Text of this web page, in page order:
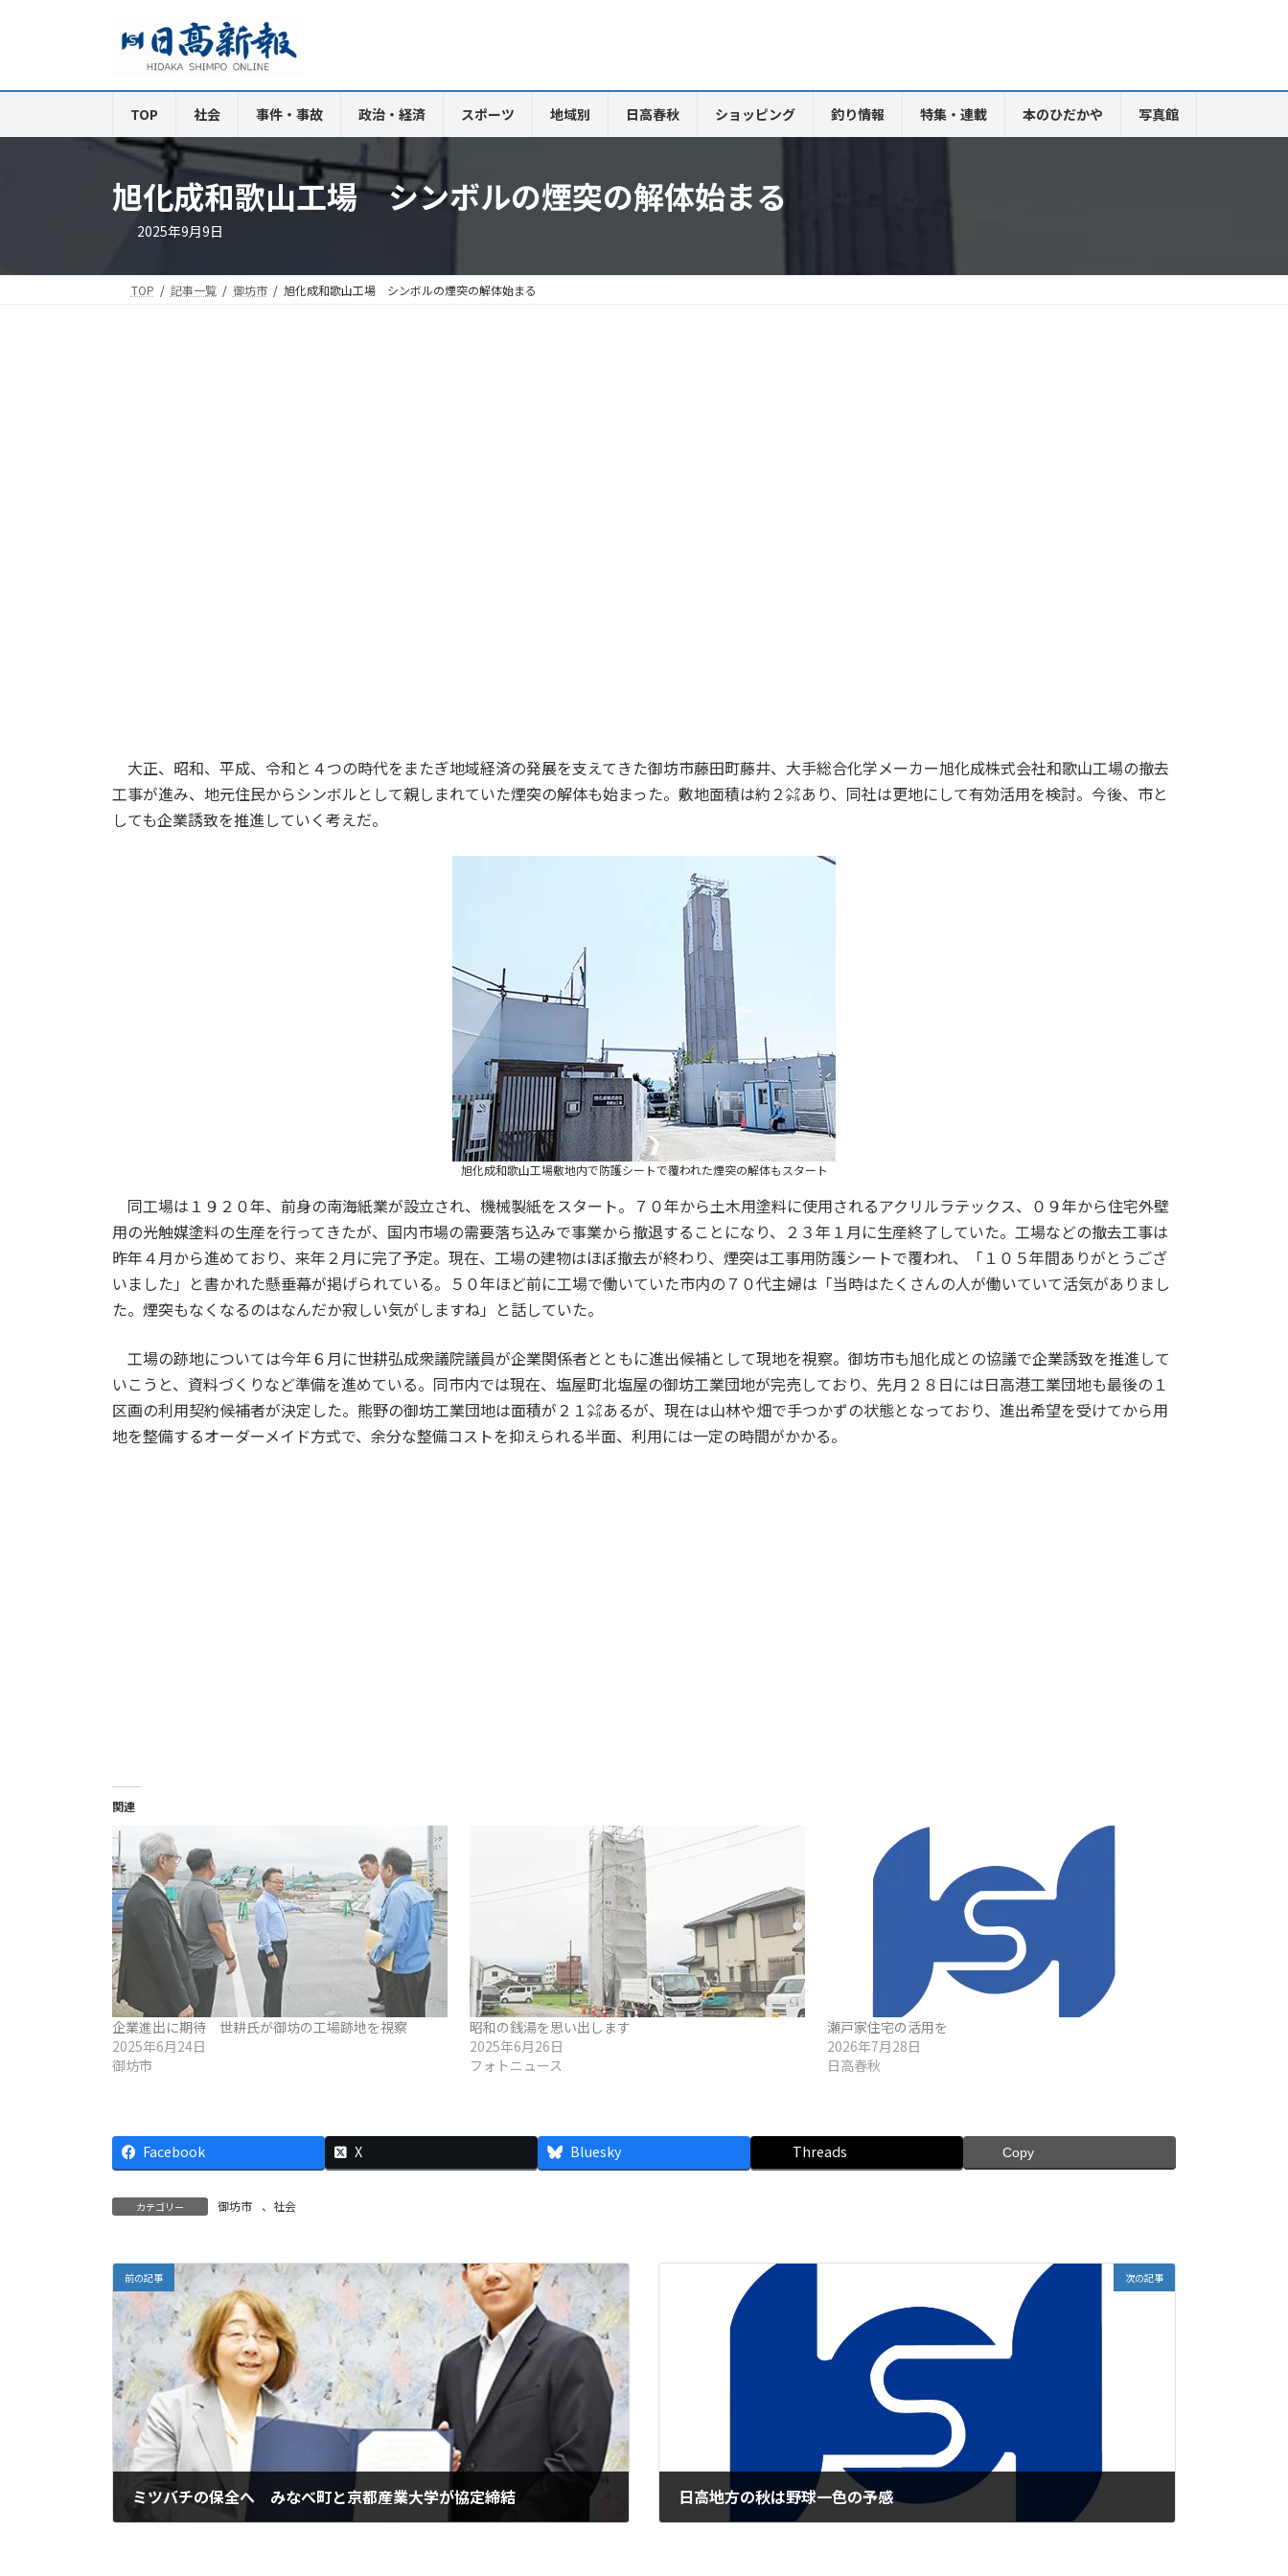
TOP 社会 事件・事故 政治・経済 スポーツ 地域別 日高春秋 ショッピング 釣り情報 特集・連載 本のひだかや 写真館
旭化成和歌山工場 シンボルの煙突の解体始まる
2025年9月9日
TOP 記事一覧 御坊市 旭化成和歌山工場 シンボルの煙突の解体始まる
大正、昭和、平成、令和と４つの時代をまたぎ地域経済の発展を支えてきた御坊市藤田町藤井、大手総合化学メーカー旭化成株式会社和歌山工場の撤去
工事が進み、地元住民からシンボルとして親しまれていた煙突の解体も始まった。敷地面積は約２㌶あり、同社は更地にして有効活用を検討。今後、市と
しても企業誘致を推進していく考えだ。
旭化成和歌山工場敷地内で防護シートで覆われた煙突の解体もスタート
同工場は１９２０年、前身の南海紙業が設立され、機械製紙をスタート。７０年から土木用塗料に使用されるアクリルラテックス、０９年から住宅外壁
用の光触媒塗料の生産を行ってきたが、国内市場の需要落ち込みで事業から撤退することになり、２３年１月に生産終了していた。工場などの撤去工事は
昨年４月から進めており、来年２月に完了予定。現在、工場の建物はほぼ撤去が終わり、煙突は工事用防護シートで覆われ、「１０５年間ありがとうござ
いました」と書かれた懸垂幕が掲げられている。５０年ほど前に工場で働いていた市内の７０代主婦は「当時はたくさんの人が働いていて活気がありまし
た。煙突もなくなるのはなんだか寂しい気がしますね」と話していた。
工場の跡地については今年６月に世耕弘成衆議院議員が企業関係者とともに進出候補として現地を視察。御坊市も旭化成との協議で企業誘致を推進して
いこうと、資料づくりなど準備を進めている。同市内では現在、塩屋町北塩屋の御坊工業団地が完売しており、先月２８日には日高港工業団地も最後の１
区画の利用契約候補者が決定した。熊野の御坊工業団地は面積が２１㌶あるが、現在は山林や畑で手つかずの状態となっており、進出希望を受けてから用
地を整備するオーダーメイド方式で、余分な整備コストを抑えられる半面、利用には一定の時間がかかる。
関連
企業進出に期待 世耕氏が御坊の工場跡地を視察
2025年6月24日
御坊市
昭和の銭湯を思い出します
2025年6月26日
フォトニュース
瀬戸家住宅の活用を
2026年7月28日
日高春秋
Facebook X Bluesky Threads Copy
カテゴリー 御坊市 、 社会
前の記事
ミツバチの保全へ みなべ町と京都産業大学が協定締結
次の記事
日高地方の秋は野球一色の予感